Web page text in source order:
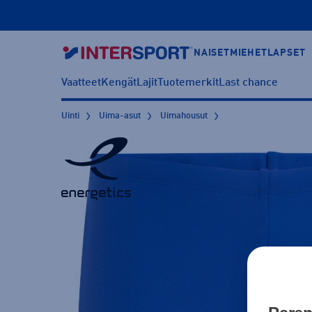
NAISET MIEHET LAPSET
VaatteetKengätLajitTuotemerkitLast chance
Uinti Uima-asut Uimahousut